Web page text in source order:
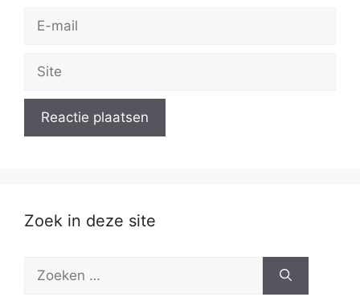
mail
Zoek in deze site
naar: